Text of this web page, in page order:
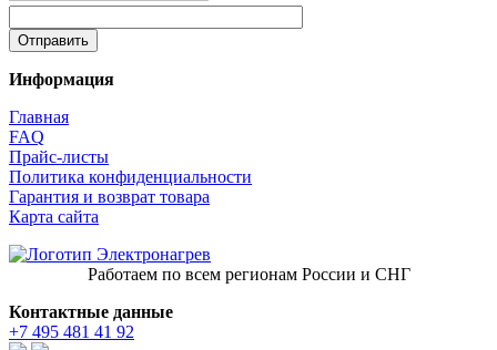
Информация
Главная
FAQ
Прайс-листы
Политика конфиденциальности
Гарантия и возврат товара
Карта сайта
Работаем по всем регионам России и СНГ
Контактные данные
+7 495 481 41 92